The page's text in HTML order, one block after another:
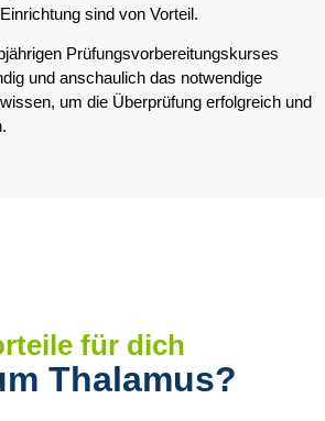
sind von Vorteil.
Prüfungsvorbereitungskurses
und anschaulich das notwendige
um die Überprüfung erfolgreich und
für dich
Thalamus?